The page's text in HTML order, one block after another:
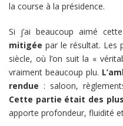
la course à la présidence.
Si j’ai beaucoup aimé
mitigée par le résultat. Les
siècle, où l’on suit la «
vraiment beaucoup plu.
rendue : saloon,
Cette partie était des
apporte profondeur, fluidité